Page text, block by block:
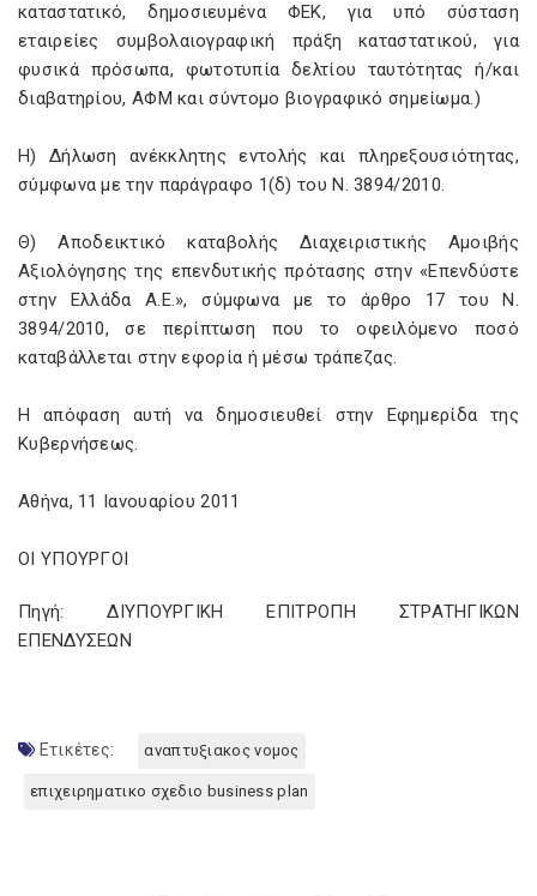
καταστατικό, δημοσιευμένα ΦΕΚ, για υπό σύσταση
εταιρείες συμβολαιογραφική πράξη καταστατικού, για
φυσικά πρόσωπα, φωτοτυπία δελτίου ταυτότητας ή/και
διαβατηρίου, ΑΦΜ και σύντομο βιογραφικό σημείωμα.)
Η) Δήλωση ανέκκλητης εντολής και πληρεξουσιότητας,
σύμφωνα με την παράγραφο 1(δ) του Ν.3894/2010.
Θ) Αποδεικτικό καταβολής Διαχειριστικής Αμοιβής
Αξιολόγησης της επενδυτικής πρότασης στην «Επενδύστε
στην Ελλάδα Α.Ε.», σύμφωνα με το άρθρο 17 του Ν.
3894/2010, σε περίπτωση που το οφειλόμενο ποσό
καταβάλλεται στην εφορία ή μέσω τράπεζας.
Η απόφαση αυτή να δημοσιευθεί στην Εφημερίδα της
Κυβερνήσεως.
Αθήνα, 11 Ιανουαρίου 2011
ΟΙ ΥΠΟΥΡΓΟΙ
Πηγή: ΔΙΥΠΟΥΡΓΙΚΗ ΕΠΙΤΡΟΠΗ ΣΤΡΑΤΗΓΙΚΩΝ
ΕΠΕΝΔΥΣΕΩΝ
Ετικέτες: αναπτυξιακος νομος
επιχειρηματικο σχεδιο business plan